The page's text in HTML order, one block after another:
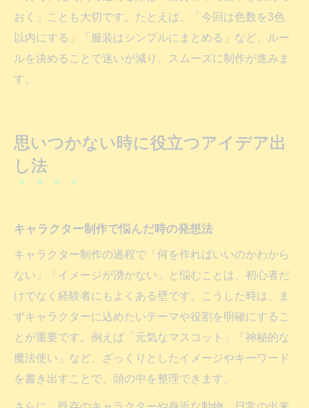
おく」ことも大切です。たとえば、「今回は色数を3色
以内にする」「服装はシンプルにまとめる」など、ルー
ルを決めることで迷いが減り、スムーズに制作が進みま
す。
思いつかない時に役立つアイデア出
し法
キャラクター制作で悩んだ時の発想法
キャラクター制作の過程で「何を作ればいいのかわから
ない」「イメージが湧かない」と悩むことは、初心者だ
けでなく経験者にもよくある壁です。こうした時は、ま
ずキャラクターに込めたいテーマや役割を明確にするこ
とが重要です。例えば「元気なマスコット」「神秘的な
魔法使い」など、ざっくりとしたイメージやキーワード
を書き出すことで、頭の中を整理できます。